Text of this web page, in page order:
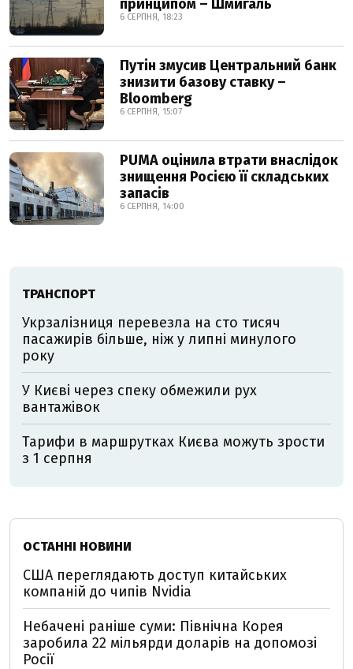
принципом – Шмигаль
6 СЕРПНЯ, 18:23
Путін змусив Центральний банк
знизити базову ставку –
Bloomberg
6 СЕРПНЯ, 15:07
PUMA оцінила втрати внаслідок
знищення Росією її складських
запасів
6 СЕРПНЯ, 14:00
ТРАНСПОРТ
Укрзалізниця перевезла на сто тисяч
пасажирів більше, ніж у липні минулого
року
У Києві через спеку обмежили рух
вантажівок
Тарифи в маршрутках Києва можуть зрости
з 1 серпня
ОСТАННІ НОВИНИ
США переглядають доступ китайських
компаній до чипів Nvidia
Небачені раніше суми: Північна Корея
заробила 22 мільярди доларів на допомозі
Росії